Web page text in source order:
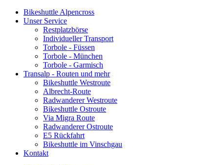
Bikeshuttle Alpencross
Unser Service
Restplatzbörse
Individueller Transport
Torbole - Füssen
Torbole - München
Torbole - Garmisch
Transalp - Routen und mehr
Bikeshuttle Westroute
Albrecht-Route
Radwanderer Westroute
Bikeshuttle Ostroute
Via Migra Route
Radwanderer Ostroute
E5 Rückfahrt
Bikeshuttle im Vinschgau
Kontakt